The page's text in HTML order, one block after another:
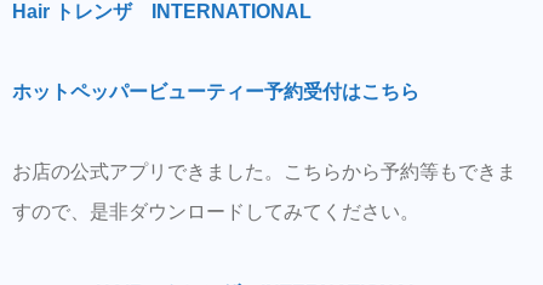
Hair トレンザ INTERNATIONAL
ホットペッパービューティー予約受付はこちら
お店の公式アプリできました。こちらから予約等もできま
すので、是非ダウンロードしてみてください。